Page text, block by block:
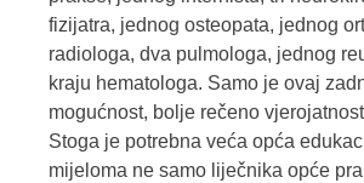
fizijatra, jednog osteopata, jednog
radiologa, dva pulmologa, jednog
kraju hematologa. Samo je ovaj
mogućnost, bolje rečeno
Stoga je potrebna veća opća
mijeloma ne samo liječnika opće